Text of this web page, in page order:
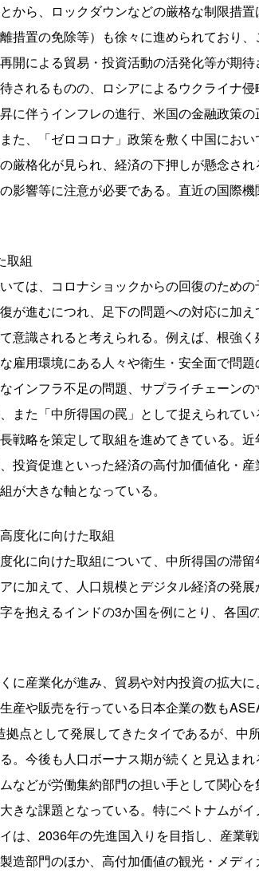
から、ロックダウンなどの厳格な制限措
措置の免除等）も徐々に進められており
開による貿易・投資活動の活発化等が期
されるものの、ロシアによるウクライナ
に伴うインフレの進行、米国の金融政策
た、「ゼロコロナ」政策を敷く中国にお
厳格化が見られ、経済の下押しが懸念さ
影響等に注意が必要である。直近の国際
取組
ては、コロナショックからの回復のため
が進むにつれ、足下の問題への対応に加
意識されると考えられる。例えば、根強
雇用環境にある人々や衛生・安全面で問
インフラ不足の問題、サプライチェーン
また「中所得国の罠」として捉えられて
戦略を策定して取組を進めてきている。
投資促進といった経済の高付加価値化・
が大きな軸となっている。
度化に向けた取組
化に向けた取組について、中所得国の滞
に加えて、人口規模とデジタル経済の発
を抱えるインドの3か国を例にとり、各国
に産業化が進み、貿易や対内投資の拡大
産や販売を行っている日本企業の数も
点として発展してきたタイであるが、中
。今後も人口ボーナス期が続くと見込ま
などが労働集約部門の担い手として関心
きな課題となっている。特にベトナムが
は、2036年の先進国入りを目指し、産業
造部門のほか、高付加価値の観光・メデ